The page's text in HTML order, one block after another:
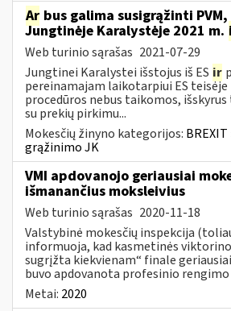
Ar bus galima susigrąžinti
Jungtinėje Karalystėje 2021 m.
Web turinio sąrašas 2021-07-29
Jungtinei Karalystei išstojus iš ES ir
pereinamajam laikotarpiui ES
procedūros nebus taikomos,
su prekių pirkimu...
Mokesčių žinyno kategorijos: BREXIT
grąžinimo JK
VMI apdovanojo geriausiai
išmanančius moksleivius
Web turinio sąrašas 2020-11-18
Valstybinė mokesčių inspekcija
informuoja, kad kasmetinės
sugrįžta kiekvienam“ finale
buvo apdovanota profesinio rengimo
Metai: 2020